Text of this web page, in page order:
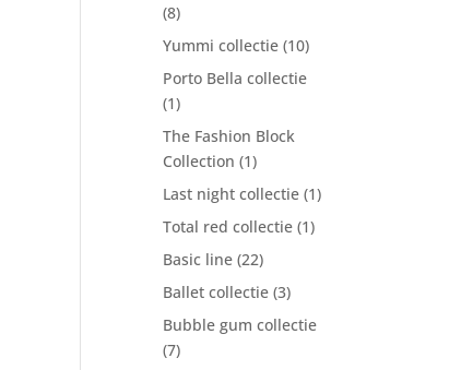
(8)
Yummi collectie (10)
Porto Bella collectie
(1)
The Fashion Block
Collection (1)
Last night collectie (1)
Total red collectie (1)
Basic line (22)
Ballet collectie (3)
Bubble gum collectie
(7)